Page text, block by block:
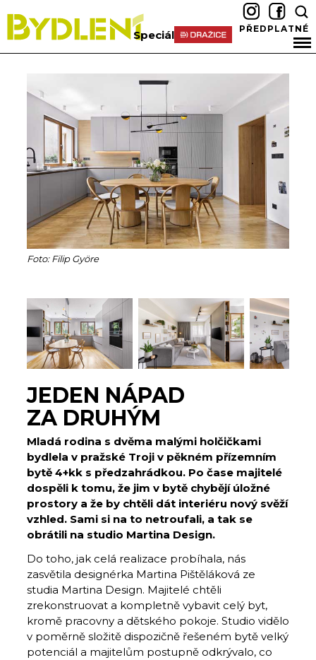
Speciál PŘEDPLATNÉ
Foto: Filip Györe
JEDEN NÁPAD
ZA DRUHÝM
Mladá rodina s dvěma malými holčičkami
bydlela v pražské Troji v pěkném přízemním
bytě 4+kk s předzahrádkou. Po čase majitelé
dospěli k tomu, že jim v bytě chybějí úložné
prostory a že by chtěli dát interiéru nový svěží
vzhled. Sami si na to netroufali, a tak se
obrátili na studio Martina Design.
Do toho, jak celá realizace probíhala, nás
zasvětila designérka Martina Pištěláková ze
studia Martina Design. Majitelé chtěli
zrekonstruovat a kompletně vybavit celý byt,
kromě pracovny a dětského pokoje. Studio vidělo
v poměrně složitě dispozičně řešeném bytě velký
potenciál a majitelům postupně odkrývalo, co